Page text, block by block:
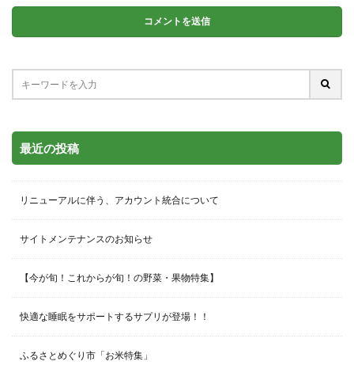
最近の投稿
リニューアルに伴う、アカウント統合について
サイトメンテナンスのお知らせ
【今が旬！これからが旬！の野菜・果物特集】
快適な睡眠をサポートするサプリが登場！！
ふるさとめぐり市「お米特集」